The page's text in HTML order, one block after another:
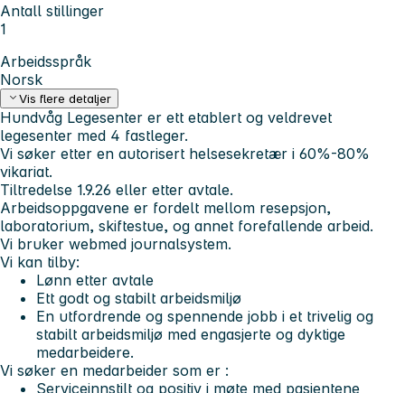
Antall stillinger
1
Arbeidsspråk
Norsk
Vis flere detaljer
Hundvåg Legesenter er ett etablert og veldrevet
legesenter med 4 fastleger.
Vi søker etter en autorisert helsesekretær i 60%-80%
vikariat.
Tiltredelse 1.9.26 eller etter avtale.
Arbeidsoppgavene er fordelt mellom resepsjon,
laboratorium, skiftestue, og annet forefallende arbeid.
Vi bruker webmed journalsystem.
Vi kan tilby:
Lønn etter avtale
Ett godt og stabilt arbeidsmiljø
En utfordrende og spennende jobb i et trivelig og
stabilt arbeidsmiljø med engasjerte og dyktige
medarbeidere.
Vi søker en medarbeider som er :
Serviceinnstilt og positiv i møte med pasientene